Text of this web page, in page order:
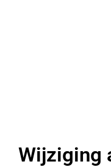
Wijziging